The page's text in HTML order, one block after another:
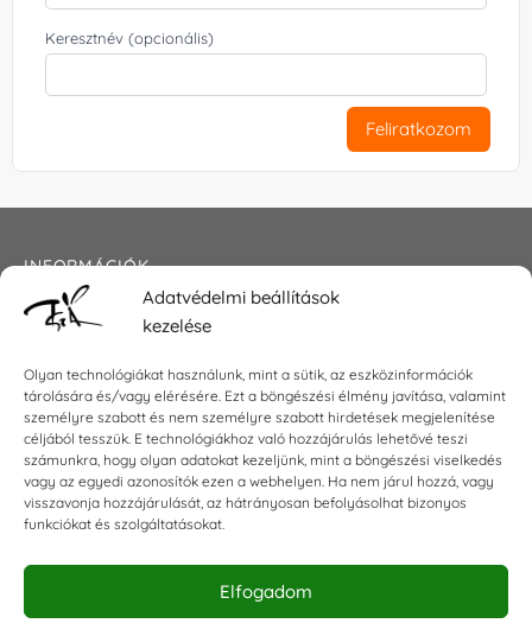
Adatvédelmi beállítások
kezelése
Olyan technológiákat használunk, mint a sütik, az eszközinformációk
tárolására és/vagy elérésére. Ezt a böngészési élmény javítása, valamint
személyre szabott és nem személyre szabott hirdetések megjelenítése
céljából tesszük. E technológiákhoz való hozzájárulás lehetővé teszi
számunkra, hogy olyan adatokat kezeljünk, mint a böngészési viselkedés
vagy az egyedi azonosítók ezen a webhelyen. Ha nem járul hozzá, vagy
visszavonja hozzájárulását, az hátrányosan befolyásolhat bizonyos
funkciókat és szolgáltatásokat.
Elfogadom
Keresztnév (opcionális)
Feliratkozom
INFORMÁCIÓK
Általános szerződési feltételek
Impresszum
KAPCSOLAT
E-mail:shop@torokszilvi.com
Telefon: +36 30 6767872
KÖZÖSSÉGI